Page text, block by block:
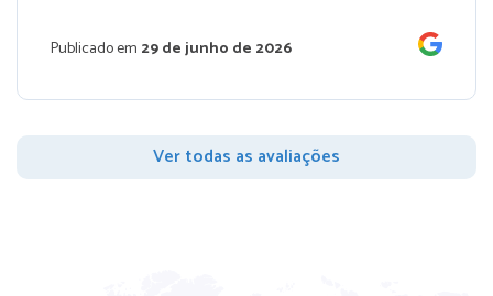
Publicado em 29 de junho de 2026
Ver todas as avaliações